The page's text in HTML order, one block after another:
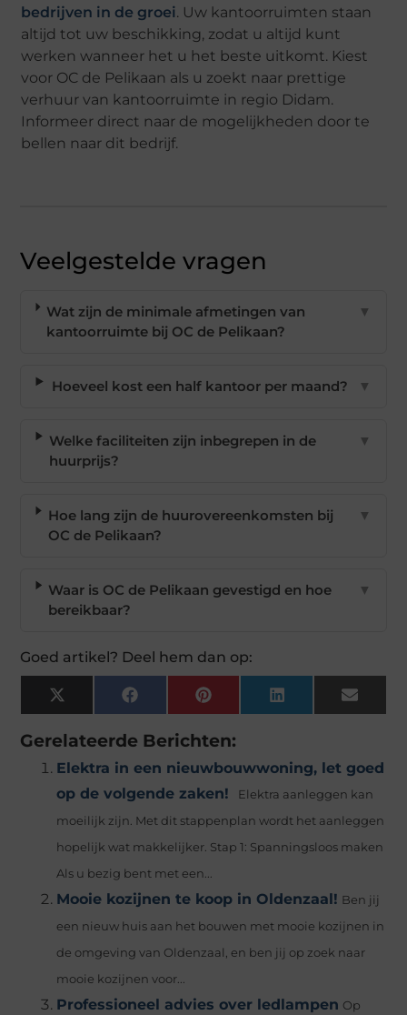
bedrijven in de groei. Uw kantoorruimten staan
altijd tot uw beschikking, zodat u altijd kunt
werken wanneer het u het beste uitkomt. Kiest
voor OC de Pelikaan als u zoekt naar prettige
verhuur van kantoorruimte in regio Didam.
Informeer direct naar de mogelijkheden door te
bellen naar dit bedrijf.
Veelgestelde vragen
Wat zijn de minimale afmetingen van
kantoorruimte bij OC de Pelikaan?
▼
Hoeveel kost een half kantoor per maand? ▼
Welke faciliteiten zijn inbegrepen in de
huurprijs?
▼
Hoe lang zijn de huurovereenkomsten bij
OC de Pelikaan?
▼
Waar is OC de Pelikaan gevestigd en hoe
bereikbaar?
▼
Goed artikel? Deel hem dan op:
X
(Twitter)
FacebookPinterest LinkedIn Email
Gerelateerde Berichten:
Elektra in een nieuwbouwwoning, let goed
op de volgende zaken!
Elektra aanleggen kan
moeilijk zijn. Met dit stappenplan wordt het aanleggen
hopelijk wat makkelijker. Stap 1: Spanningsloos maken
Als u bezig bent met een...
Mooie kozijnen te koop in Oldenzaal! Ben jij
een nieuw huis aan het bouwen met mooie kozijnen in
de omgeving van Oldenzaal, en ben jij op zoek naar
mooie kozijnen voor...
Professioneel advies over ledlampen Op